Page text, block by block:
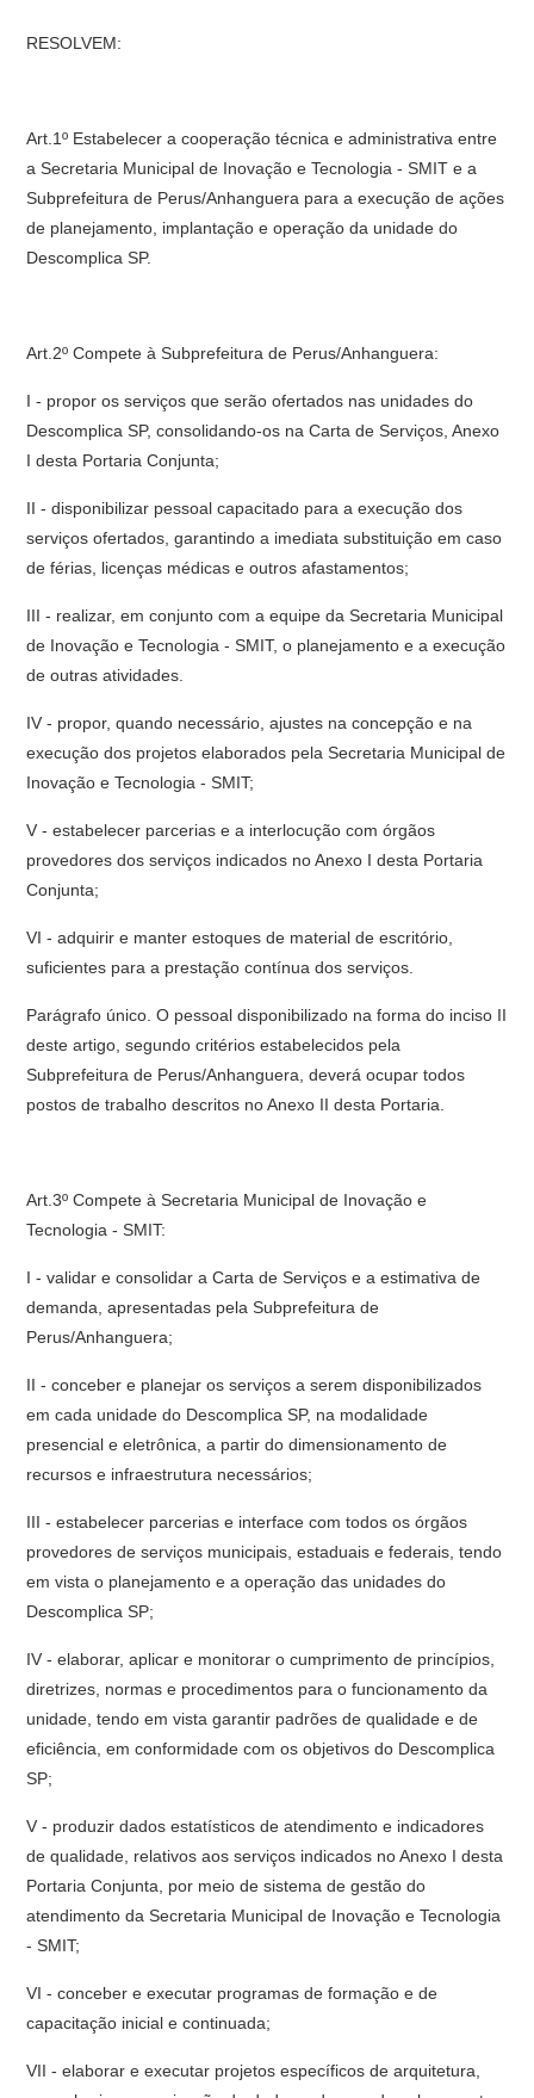
RESOLVEM:
Art.1º Estabelecer a cooperação técnica e administrativa entre
a Secretaria Municipal de Inovação e Tecnologia - SMIT e a
Subprefeitura de Perus/Anhanguera para a execução de ações
de planejamento, implantação e operação da unidade do
Descomplica SP.
Art.2º Compete à Subprefeitura de Perus/Anhanguera:
I - propor os serviços que serão ofertados nas unidades do
Descomplica SP, consolidando-os na Carta de Serviços, Anexo
I desta Portaria Conjunta;
II - disponibilizar pessoal capacitado para a execução dos
serviços ofertados, garantindo a imediata substituição em caso
de férias, licenças médicas e outros afastamentos;
III - realizar, em conjunto com a equipe da Secretaria Municipal
de Inovação e Tecnologia - SMIT, o planejamento e a execução
de outras atividades.
IV - propor, quando necessário, ajustes na concepção e na
execução dos projetos elaborados pela Secretaria Municipal de
Inovação e Tecnologia - SMIT;
V - estabelecer parcerias e a interlocução com órgãos
provedores dos serviços indicados no Anexo I desta Portaria
Conjunta;
VI - adquirir e manter estoques de material de escritório,
suficientes para a prestação contínua dos serviços.
Parágrafo único. O pessoal disponibilizado na forma do inciso II
deste artigo, segundo critérios estabelecidos pela
Subprefeitura de Perus/Anhanguera, deverá ocupar todos
postos de trabalho descritos no Anexo II desta Portaria.
Art.3º Compete à Secretaria Municipal de Inovação e
Tecnologia - SMIT:
I - validar e consolidar a Carta de Serviços e a estimativa de
demanda, apresentadas pela Subprefeitura de
Perus/Anhanguera;
II - conceber e planejar os serviços a serem disponibilizados
em cada unidade do Descomplica SP, na modalidade
presencial e eletrônica, a partir do dimensionamento de
recursos e infraestrutura necessários;
III - estabelecer parcerias e interface com todos os órgãos
provedores de serviços municipais, estaduais e federais, tendo
em vista o planejamento e a operação das unidades do
Descomplica SP;
IV - elaborar, aplicar e monitorar o cumprimento de princípios,
diretrizes, normas e procedimentos para o funcionamento da
unidade, tendo em vista garantir padrões de qualidade e de
eficiência, em conformidade com os objetivos do Descomplica
SP;
V - produzir dados estatísticos de atendimento e indicadores
de qualidade, relativos aos serviços indicados no Anexo I desta
Portaria Conjunta, por meio de sistema de gestão do
atendimento da Secretaria Municipal de Inovação e Tecnologia
- SMIT;
VI - conceber e executar programas de formação e de
capacitação inicial e continuada;
VII - elaborar e executar projetos específicos de arquitetura,